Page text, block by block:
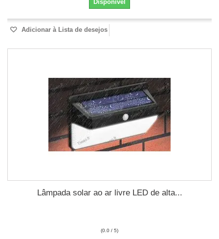
Disponível
Adicionar à Lista de desejos
Lâmpada solar ao ar livre LED de alta...
(0.0 / 5)